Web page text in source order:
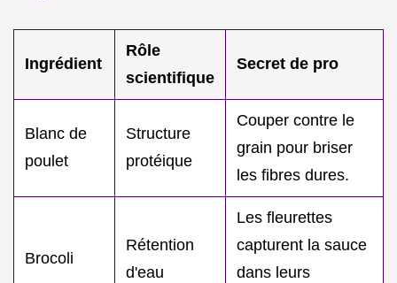
Ingrédient
Rôle
scientifique
Secret de pro
Blanc de
poulet
Structure
protéique
Couper contre le
grain pour briser
les fibres dures.
Brocoli
Rétention
d'eau
Les fleurettes
capturent la sauce
dans leurs